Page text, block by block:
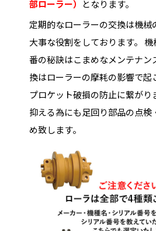
部ローラー）
となります。
定期的なローラーの交換は機械
大事な役割をしております。
番の秘訣はこまめなメンテナン
換はローラーの摩耗の影響で起
プロケット破損の防止に繋がり
抑える為にも足回り部品の点検
め致します。